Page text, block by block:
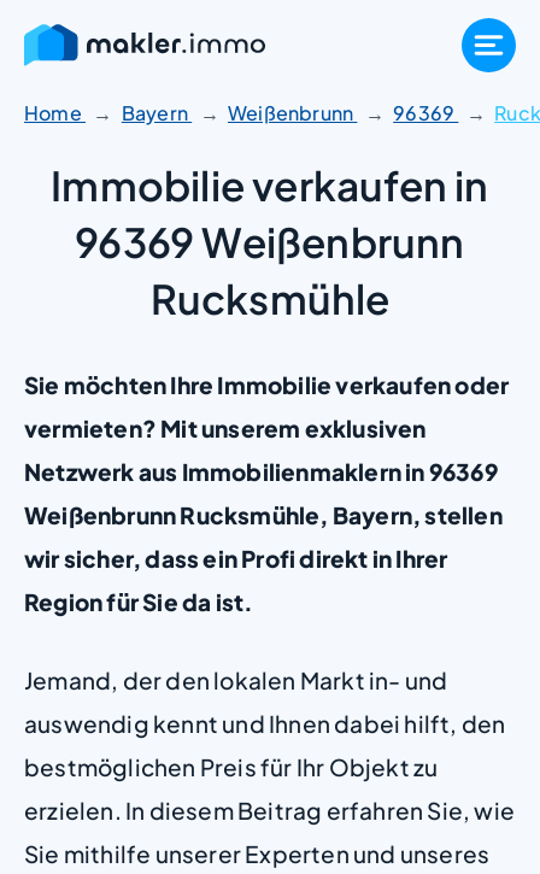
Zum
Inhalt
springen
Home Bayern Weißenbrunn 96369
Immobilie verkaufen in
96369 Weißenbrunn
Rucksmühle
Sie möchten Ihre Immobilie verkaufen oder
vermieten? Mit unserem exklusiven
Netzwerk aus Immobilienmaklern in 96369
Weißenbrunn Rucksmühle, Bayern, stellen
wir sicher, dass ein Profi direkt in Ihrer
Region für Sie da ist.
Jemand, der den lokalen Markt in- und
auswendig kennt und Ihnen dabei hilft, den
bestmöglichen Preis für Ihr Objekt zu
erzielen. In diesem Beitrag erfahren Sie, wie
Sie mithilfe unserer Experten und unseres